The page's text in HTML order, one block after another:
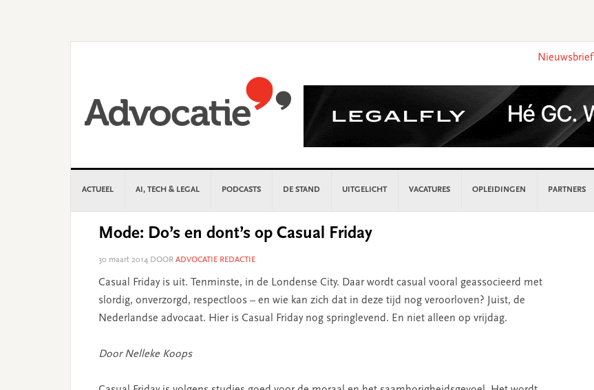
Nieuwsbrief
ACTUEEL AI, TECH & LEGAL PODCASTS DE STAND UITGELICHT VACATURES OPLEIDINGEN PARTNERS
Mode: Do’s en dont’s op Casual Friday
30 maart 2014 DOOR ADVOCATIE REDACTIE
Casual Friday is uit. Tenminste, in de Londense City. Daar wordt casual vooral geassocieerd met
slordig, onverzorgd, respectloos – en wie kan zich dat in deze tijd nog veroorloven? Juist, de
Nederlandse advocaat. Hier is Casual Friday nog springlevend. En niet alleen op vrijdag.
Door Nelleke Koops